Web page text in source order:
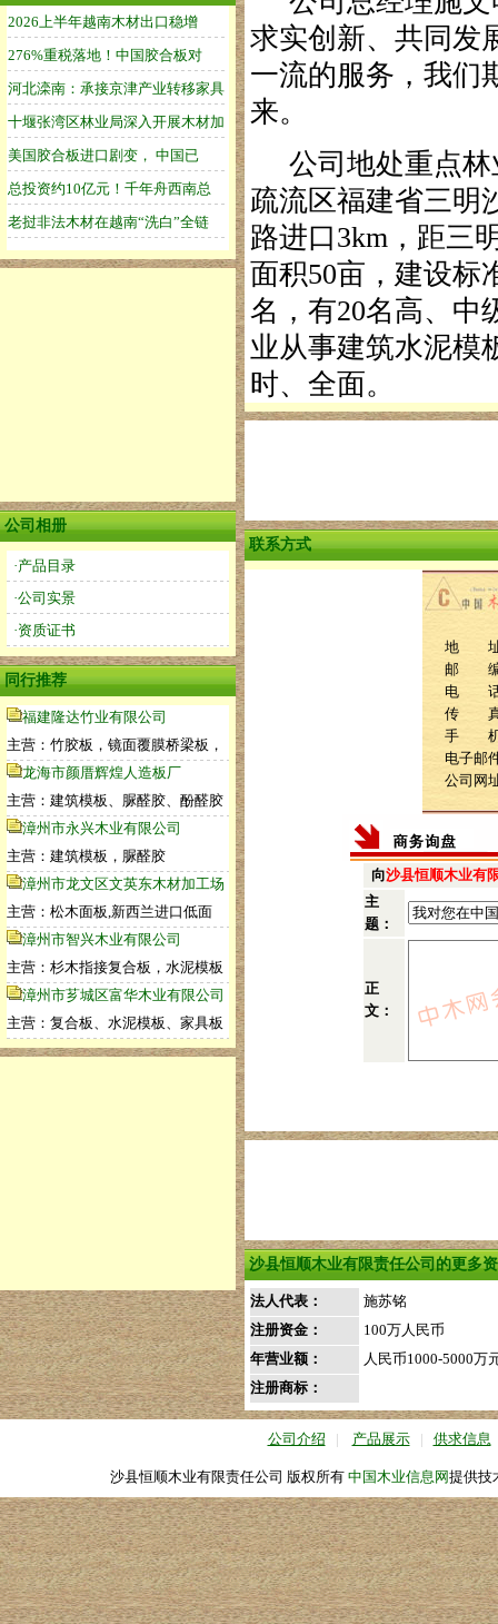
公司相册
·产品目录
·公司实景
·资质证书
同行推荐
福建隆达竹业有限公司
主营：竹胶板，镜面覆膜桥梁板，
龙海市颜厝辉煌人造板厂
主营：建筑模板、脲醛胶、酚醛胶
漳州市永兴木业有限公司
主营：建筑模板，脲醛胶
漳州市龙文区文英东木材加工场
主营：松木面板,新西兰进口低面
漳州市智兴木业有限公司
主营：杉木指接复合板，水泥模板
漳州市芗城区富华木业有限公司
主营：复合板、水泥模板、家具板
求实创新、共同发
一流的服务，我们
来。
公司地处重点林
疏流区福建省三明
路进口3km，距三
面积50亩，建设标
名，有20名高、中
业从事建筑水泥模
时、全面。
联系方式
地 址
邮 编
电 话
传 真
手 机
电子邮
公司网
向沙县恒顺木业有
主
题：
正
文：
沙县恒顺木业有限责任公司的更多
法人代表：
施苏铭
注册资金：
100万人民币
年营业额：
人民币1000-5000万
注册商标：
公司介绍 | 产品展示 | 供求信息
沙县恒顺木业有限责任公司 版权所有 中国木业信息网提供技